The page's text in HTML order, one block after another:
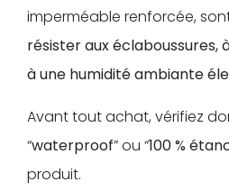
imperméable renforcée,
résister aux éclaboussures,
à une humidité ambiante
Avant tout achat, vérifiez
“waterproof” ou “100 %
produit.